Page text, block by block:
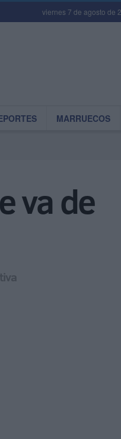
viernes 7 de agosto de
MARRUECOS
va de